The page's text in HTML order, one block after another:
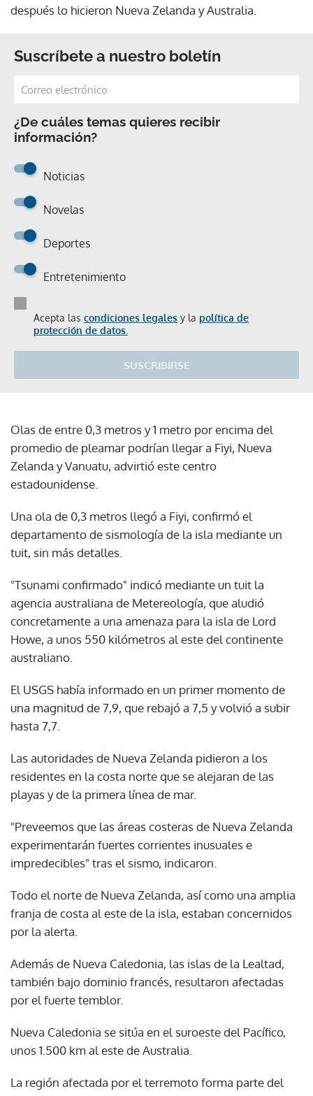
después lo hicieron Nueva Zelanda y Australia.
Suscríbete a nuestro boletín
¿De cuáles temas quieres recibir
información?
Noticias
Novelas
Deportes
Entretenimiento
Acepta las condiciones legales y la política de
protección de datos.
SUSCRIBIRSE
Olas de entre 0,3 metros y 1 metro por encima del
promedio de pleamar podrían llegar a Fiyi, Nueva
Zelanda y Vanuatu, advirtió este centro
estadounidense.
Una ola de 0,3 metros llegó a Fiyi, confirmó el
departamento de sismología de la isla mediante un
tuit, sin más detalles.
"Tsunami confirmado" indicó mediante un tuit la
agencia australiana de Metereología, que aludió
concretamente a una amenaza para la isla de Lord
Howe, a unos 550 kilómetros al este del continente
australiano.
El USGS había informado en un primer momento de
una magnitud de 7,9, que rebajó a 7,5 y volvió a subir
hasta 7,7.
Las autoridades de Nueva Zelanda pidieron a los
residentes en la costa norte que se alejaran de las
playas y de la primera línea de mar.
"Preveemos que las áreas costeras de Nueva Zelanda
experimentarán fuertes corrientes inusuales e
impredecibles" tras el sismo, indicaron.
Todo el norte de Nueva Zelanda, así como una amplia
franja de costa al este de la isla, estaban concernidos
por la alerta.
Además de Nueva Caledonia, las islas de la Lealtad,
también bajo dominio francés, resultaron afectadas
por el fuerte temblor.
Nueva Caledonia se sitúa en el suroeste del Pacífico,
unos 1.500 km al este de Australia.
La región afectada por el terremoto forma parte del